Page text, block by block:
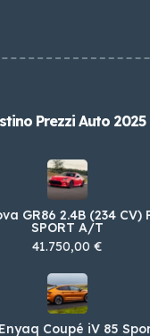
Prezzi Auto 2025
GR86 2.4B (234 CV)
SPORT A/T
41.750,00 €
Coupé iV 85